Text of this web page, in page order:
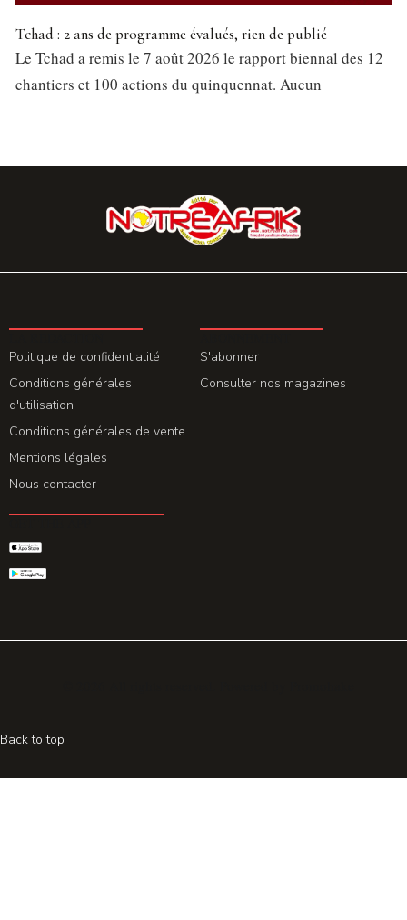
Tchad : 2 ans de programme évalués, rien de publié
Le Tchad a remis le 7 août 2026 le rapport biennal des 12
chantiers et 100 actions du quinquennat. Aucun
Politique de confidentialité
Conditions générales
d'utilisation
Conditions générales de vente
Mentions légales
Nous contacter
S'abonner
Consulter nos magazines
Back to top